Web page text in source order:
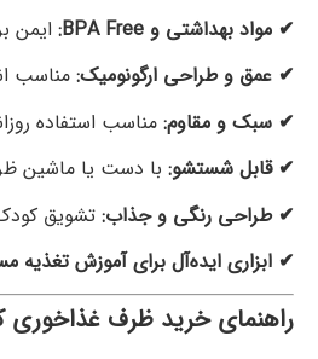
✔ مواد بهداشتی و BPA Free:
ایمن
✔ عمق و طراحی ارگونومیک: مناسب
✔ سبک و مقاوم: مناسب استفاده
✔ قابل شستشو: با دست یا ماشین
✔ طراحی رنگی و جذاب: تشویق
✔ ابزاری ایده‌آل برای آموزش تغذیه
راهنمای خرید ظرف